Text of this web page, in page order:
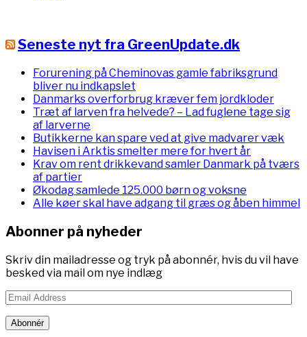
Seneste nyt fra GreenUpdate.dk
Forurening på Cheminovas gamle fabriksgrund
bliver nu indkapslet
Danmarks overforbrug kræver fem jordkloder
Træt af larven fra helvede? – Lad fuglene tage sig
af larverne
Butikkerne kan spare ved at give madvarer væk
Havisen i Arktis smelter mere for hvert år
Krav om rent drikkevand samler Danmark på tværs
af partier
Økodag samlede 125.000 børn og voksne
Alle køer skal have adgang til græs og åben himmel
Abonner på nyheder
Skriv din mailadresse og tryk på abonnér, hvis du vil have
besked via mail om nye indlæg
Email
Address
Abonnér